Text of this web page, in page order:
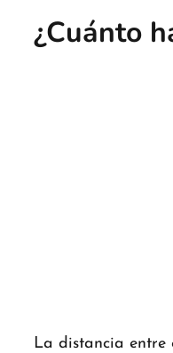
¿Cuánto
La distancia entre